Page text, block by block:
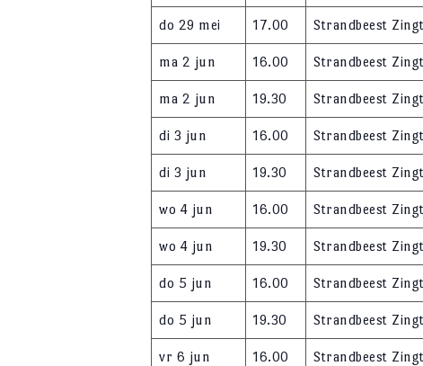
do 29 mei 17.00 Strandbeest Zingt
ma 2 jun 16.00 Strandbeest Zingt
ma 2 jun 19.30 Strandbeest Zingt
di 3 jun 16.00 Strandbeest Zingt
di 3 jun 19.30 Strandbeest Zingt
wo 4 jun 16.00 Strandbeest Zingt
wo 4 jun 19.30 Strandbeest Zingt
do 5 jun 16.00 Strandbeest Zingt
do 5 jun 19.30 Strandbeest Zingt
vr 6 jun 16.00 Strandbeest Zingt